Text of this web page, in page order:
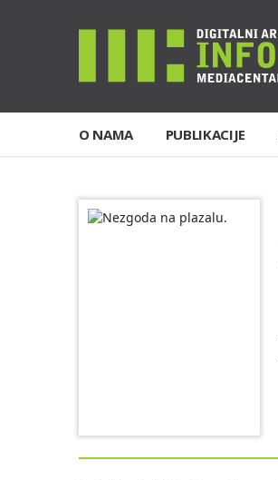
O NAMA PUBLIKACIJE